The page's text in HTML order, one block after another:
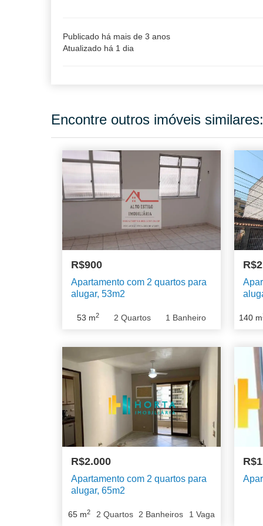
Publicado há mais de 3 anos
Atualizado há 1 dia
Encontre outros imóveis similares:
R$900
Apartamento com 2 quartos para
alugar, 53m2
53 m2 2 Quartos 1 Banheiro 140 m
R$2.000
Apartamento com 2 quartos para
alugar, 65m2
65m2 2 Quartos 2 Banheiros 1 Vaga
Barra da Tijuca